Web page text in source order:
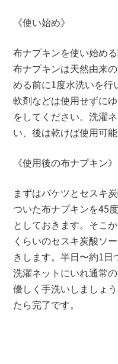
《使い始め》
布ナプキンを使い始め
布ナプキンは天然由来
める前に1度水洗いを行
軟剤などは使用せずに
をしてください。洗濯
い、後は乾けば使用可能
《使用後の布ナプキン》
まずはバケツとセスキ
ついた布ナプキンを45
としておきます。そこ
くらいのセスキ炭酸ソ
きします。半日〜約1
洗濯ネットにいれ通常
優しく手洗いしましょ
たら完了です。